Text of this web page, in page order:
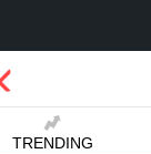
TRENDING